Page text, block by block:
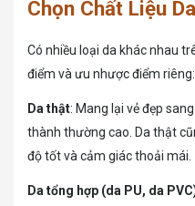
Chọn Chất Liệu Da
Có nhiều loại da khác nhau
điểm và ưu nhược điểm riêng:
Da thật: Mang lại vẻ đẹp
thành thường cao. Da thật
độ tốt và cảm giác thoải mái.
Da tổng hợp (da PU, da